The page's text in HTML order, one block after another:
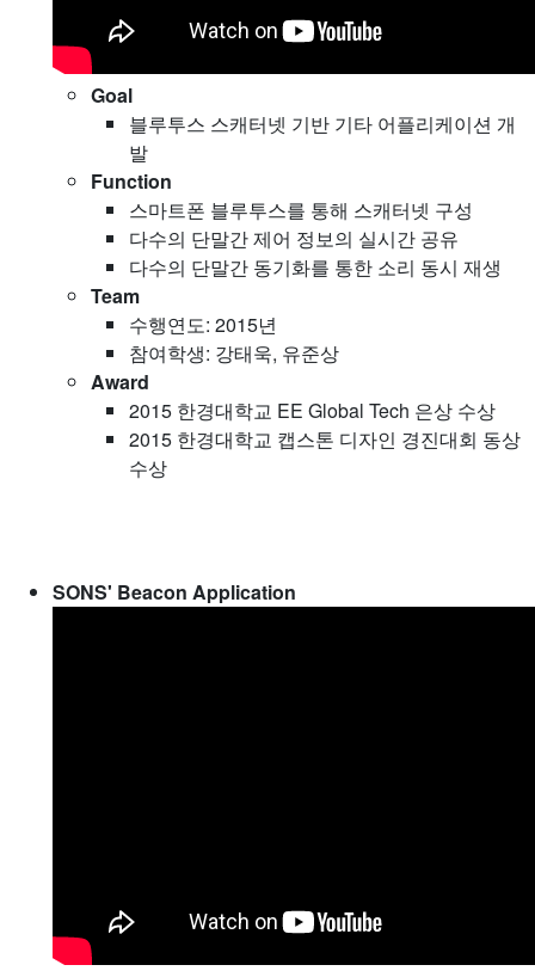
Goal
블루투스 스캐터넷 기반 기타 어플리케이션 개
발
Function
스마트폰 블루투스를 통해 스캐터넷 구성
다수의 단말간 제어 정보의 실시간 공유
다수의 단말간 동기화를 통한 소리 동시 재생
Team
수행연도: 2015년
참여학생: 강태욱, 유준상
Award
2015 한경대학교 EE Global Tech 은상 수상
2015 한경대학교 캡스톤 디자인 경진대회 동상
수상
SONS' Beacon Application